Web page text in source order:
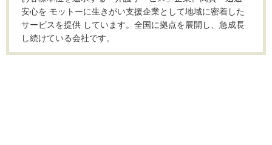
安心を モットーに生きがい支援企業として地域に密着した
サービスを提供 しています。全国に拠点を展開し、急成長
し続けている会社です。